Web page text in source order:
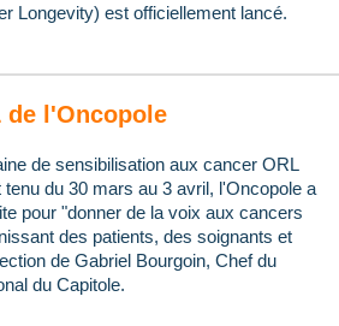
Longevity) est officiellement lancé.
de l'Oncopole
de sensibilisation aux cancer ORL
du 30 mars au 3 avril, l'Oncopole a
pour "donner de la voix aux cancers
des patients, des soignants et
de Gabriel Bourgoin, Chef du
du Capitole.